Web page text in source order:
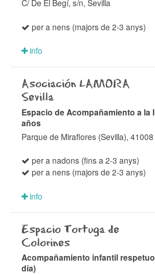
C/ De El Begí, s/n, Sevilla
per a nens (majors de 2-3 anys)
info
Asociación LAMORA
Sevilla
Espacio de Acompañamiento a la
años
Parque de Miraflores (Sevilla), 41008
per a nadons (fins a 2-3 anys)
per a nens (majors de 2-3 anys)
info
Espacio Tortuga de
Colorines
Acompañamiento infantil
día)